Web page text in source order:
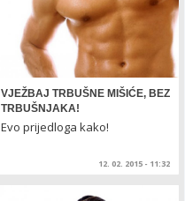
VJEŽBAJ TRBUŠNE MIŠIĆE, BEZ
TRBUŠNJAKA!
Evo prijedloga kako!
12. 02. 2015 - 11:32